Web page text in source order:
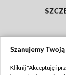
Szanujemy
Kliknij "Akceptuję i